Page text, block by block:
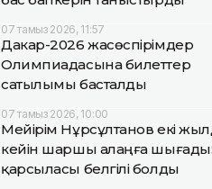
07 тамыз 2026, 11:57
Дакар-2026 жасөспірімдер
Олимпиадасына билеттер
сатылымы басталды
07 тамыз 2026, 10:00
Мейірім Нұрсұлтанов екі
кейін шаршы алаңға шығады:
қарсыласы белгілі болды